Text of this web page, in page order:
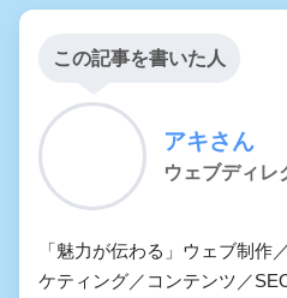
この記事を書いた人
アキさん
ウェブディレ
「魅力が伝わる」ウェブ制作
ケティング／コンテンツ／